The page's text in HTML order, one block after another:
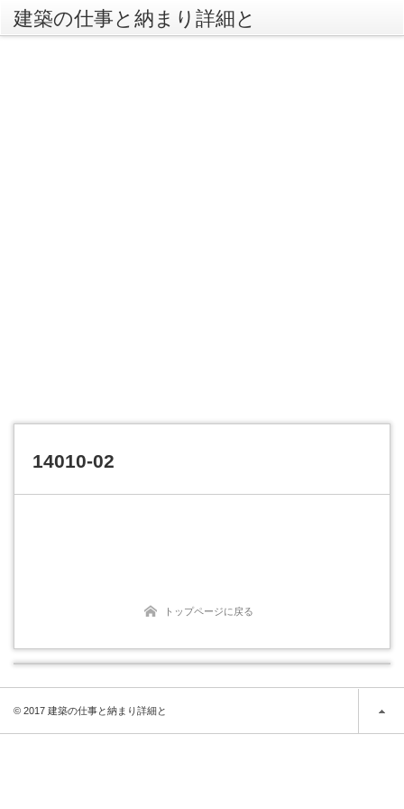
建築の仕事と納まり詳細と
14010-02
トップページに戻る
© 2017 建築の仕事と納まり詳細と